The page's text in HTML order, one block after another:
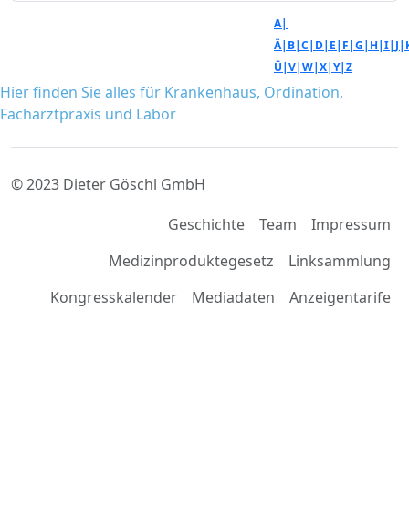
A|
Ä| B|C| D| E| F|G| H|I| J|
Ü|V|W|X|Y|Z
Hier finden Sie alles für Krankenhaus, Ordination,
Facharztpraxis und Labor
© 2023 Dieter Göschl GmbH
Geschichte
Team
Impressum
Medizinproduktegesetz
Linksammlung
Kongresskalender
Mediadaten Anzeigentarife